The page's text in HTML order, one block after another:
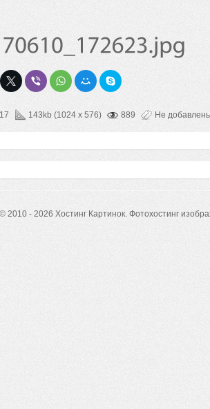
143kb (1024 x 576) 889 Не
© 2010 - 2026 Хостинг Картинок. Фотохостинг